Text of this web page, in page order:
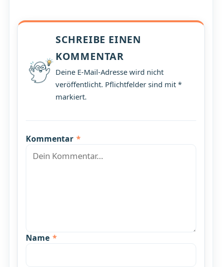
SCHREIBE EINEN
KOMMENTAR
Deine E-Mail-Adresse wird nicht
veröffentlicht. Pflichtfelder sind mit *
markiert.
Kommentar *
Name *